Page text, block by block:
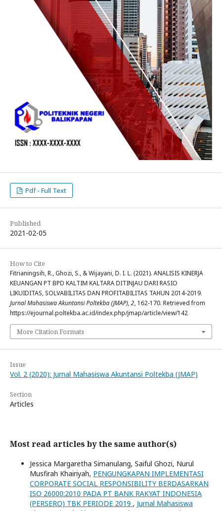
Pdf - Full Text
Published
2021-02-05
How to Cite
Fitrianingsih, R., Ghozi, S., & Wijayani, D. I. L. (2021). ANALISIS KINERJA
KEUANGAN PT BPD KALTIM KALTARA DITINJAU DARI RASIO
LIKUIDITAS, SOLVABILITAS DAN PROFITABILITAS TAHUN 2014-2019.
Jurnal Mahasiswa Akuntansi Poltekba (JMAP),2, 162-170. Retrieved from
https://ejournal.poltekba.ac.id/index.php/jmap/article/view/142
More Citation Formats
Issue
Vol. 2 (2020): Jurnal Mahasiswa Akuntansi Poltekba (JMAP)
Section
Articles
Most read articles by the same author(s)
Jessica Margaretha Simanulang, Saiful Ghozi, Nurul
Musfirah Khairiyah, PENGUNGKAPAN IMPLEMENTASI
CORPORATE SOCIAL RESPONSIBILITY BERDASARKAN
ISO 26000:2010 PADA PT BANK RAKYAT INDONESIA
(PERSERO) TBK PERIODE 2019 , Jurnal Mahasiswa